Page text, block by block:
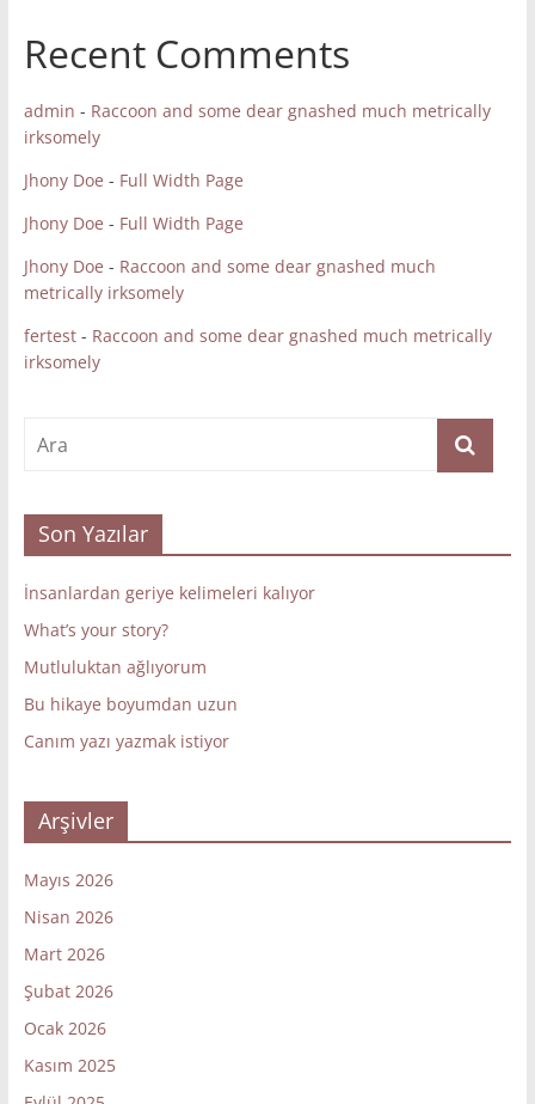
Recent Comments
admin - Raccoon and some dear gnashed much metrically
irksomely
Jhony Doe - Full Width Page
Jhony Doe - Full Width Page
Jhony Doe - Raccoon and some dear gnashed much
metrically irksomely
fertest- Raccoon and some dear gnashed much metrically
irksomely
Son Yazılar
İnsanlardan geriye kelimeleri kalıyor
What’s your story?
Mutluluktan ağlıyorum
Bu hikaye boyumdan uzun
Canım yazı yazmak istiyor
Arşivler
Mayıs 2026
Nisan 2026
Mart 2026
Şubat 2026
Ocak 2026
Kasım 2025